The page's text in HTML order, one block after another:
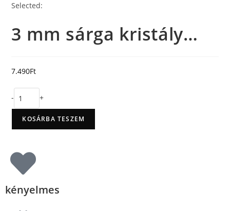
Selected:
3 mm sárga kristály…
7.490Ft
- +
KOSÁRBA TESZEM
kényelmes